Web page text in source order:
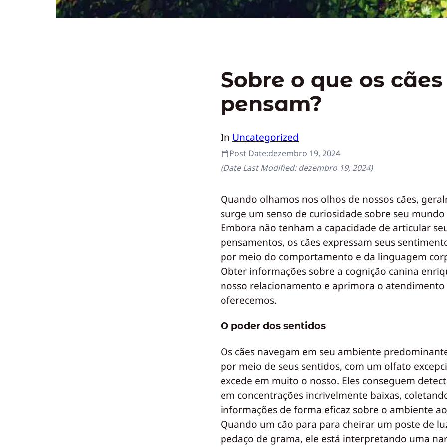
Sobre o que os cães
pensam?
In Uncategorized
Post Date:dezembro 19, 2024
(Date Last Modified:dezembro 19, 2024)
Quando olhamos nos olhos de nossos cães,
surge um senso de curiosidade sobre seu
Embora não tenham a capacidade de articular
pensamentos, os cães expressam seus
por meio do comportamento e da linguagem
Obter informações sobre a cognição canina
nosso relacionamento e aprimora o atendimento
oferecemos.
O poder dos sentidos
Os cães navegam em seu ambiente
por meio de seus sentidos, com um olfato
excede em muito o nosso. Eles conseguem
em concentrações incrivelmente baixas,
informações de forma eficaz sobre o ambiente
Quando um cão para para cheirar um poste de
pedaço de grama, ele está interpretando uma